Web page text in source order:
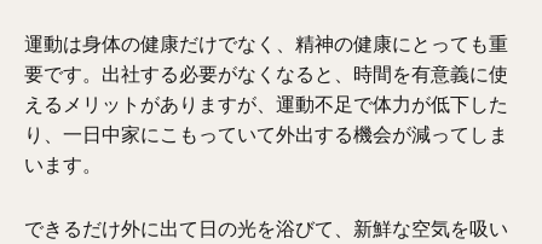
運動は身体の健康だけでなく、精神の健康にとっても重
要です。出社する必要がなくなると、時間を有意義に使
えるメリットがありますが、運動不足で体力が低下した
り、一日中家にこもっていて外出する機会が減ってしま
います。
できるだけ外に出て日の光を浴びて、新鮮な空気を吸い